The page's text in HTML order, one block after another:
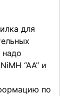
для
надо
“AA” и
по